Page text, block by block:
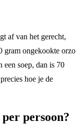
af van het gerecht,
gram ongekookte orzo
een soep, dan is 70
hoe je de
persoon?